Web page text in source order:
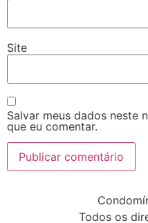
Site
Salvar meus dados neste
que eu comentar.
Todos os